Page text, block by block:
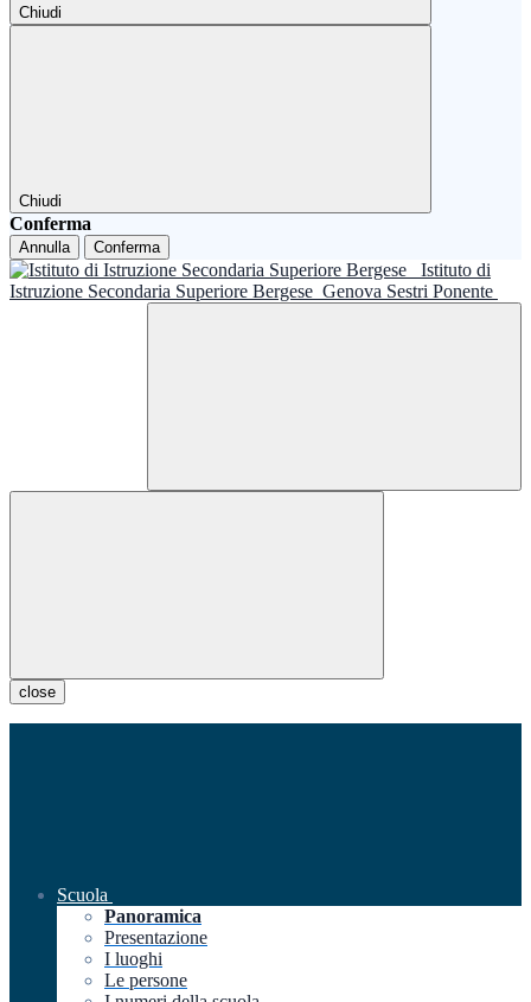
Chiudi
Chiudi
Conferma
Annulla Conferma
Istituto di
Istruzione Secondaria Superiore Bergese Genova Sestri Ponente
close
Scuola
Panoramica
Presentazione
I luoghi
Le persone